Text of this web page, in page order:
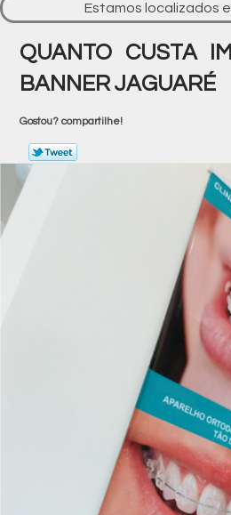
Estamos localizados
QUANTO CUSTA
BANNER JAGUARÉ
Gostou? compartilhe!